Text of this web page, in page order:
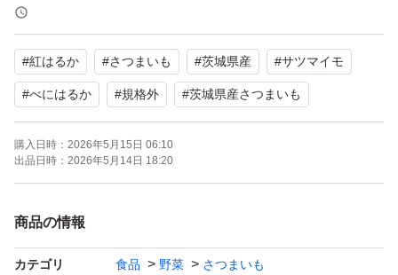
熟してきましたので、甘くて美味しい紅はるかになってま
す。
訳ありですので、大きいものや小さいもの、形がいびつだ
ったり、細長いもの、収穫時折れてしまったもの、皮が削
れてしまったもの、虫食いなど、スーパーなどの店頭では
（折れているものはお早めにお召し上がり下さい）
#紅はるか #さつまいも #茨城県産 #サツマイモ
#べにはるか #規格外 #茨城県産さつまいも
購入日時： 2026年5月15日 06:10
出品日時： 2026年5月14日 18:20
商品の情報
カテゴリ 食品 野菜 さつまいも